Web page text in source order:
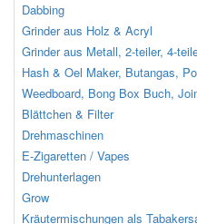
Dabbing
Grinder aus Holz & Acryl
Grinder aus Metall, 2-teiler, 4-
Hash & Oel Maker, Butangas,
Weedboard, Bong Box Buch,
Blättchen & Filter
Drehmaschinen
E-Zigaretten / Vapes
Drehunterlagen
Grow
Kräutermischungen als